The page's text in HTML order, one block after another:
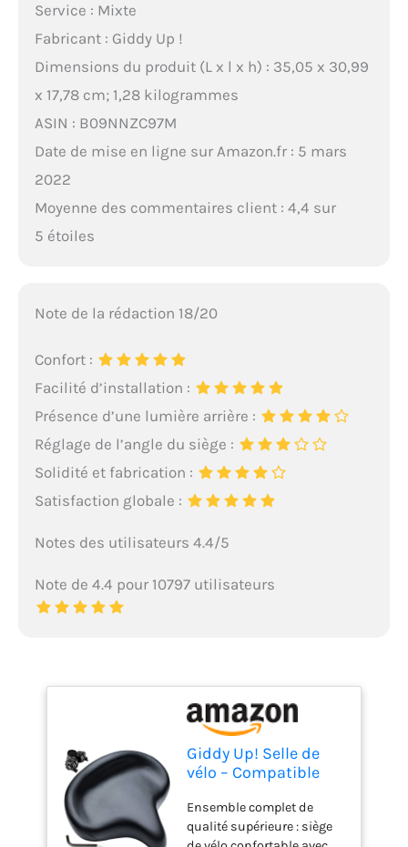
Service : Mixte
Fabricant : Giddy Up !
Dimensions du produit (L x l x h) : 35,05 x 30,99
x 17,78 cm; 1,28 kilogrammes
ASIN : B09NNZC97M
Date de mise en ligne sur Amazon.fr : 5 mars
2022
Moyenne des commentaires client : 4,4 sur
5 étoiles
Note de la rédaction 18/20
Confort :
Facilité d’installation :
Présence d’une lumière arrière :
Réglage de l’angle du siège :
Solidité et fabrication :
Satisfaction globale :
Notes des utilisateurs 4.4/5
Note de 4.4 pour 10797 utilisateurs
Giddy Up! Selle de
vélo – Compatible
d'exercice Peloton et
vélo de Route – Selle
Ensemble complet de
qualité supérieure : siège